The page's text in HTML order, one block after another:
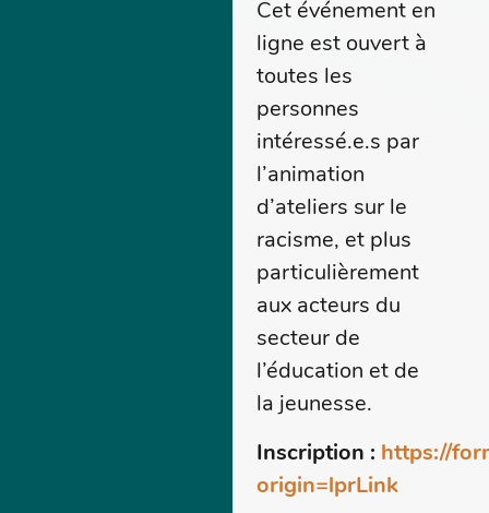
Cet événement en
ligne est ouvert à
toutes les
personnes
intéressé.e.s par
l’animation
d’ateliers sur le
racisme, et plus
particulièrement
aux acteurs du
secteur de
l’éducation et de
la jeunesse.
Inscription : https://
origin=lprLink